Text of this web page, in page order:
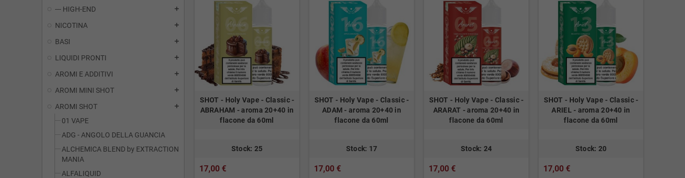
--- HIGH-END
add
NICOTINA add
BASI add
LIQUIDI PRONTI add
AROMI E ADDITIVI add
AROMI MINI SHOT add
AROMI SHOT add
01 VAPE
ADG - ANGOLO DELLA GUANCIA
ALCHEMICA BLEND by EXTRACTION
MANIA
ALFALIQUID
SHOT - Holy Vape - Classic -
ABRAHAM - aroma 20+40 in
flacone da 60ml
Stock: 25
17,00 €
SHOT - Holy Vape - Classic -
ADAM - aroma 20+40 in
flacone da 60ml
Stock: 17
17,00 €
SHOT - Holy Vape - Classic -
ARARAT - aroma 20+40 in
flacone da 60ml
Stock: 24
17,00 €
SHOT - Holy Vape - Classic -
ARIEL - aroma 20+40 in
flacone da 60ml
Stock: 20
17,00 €